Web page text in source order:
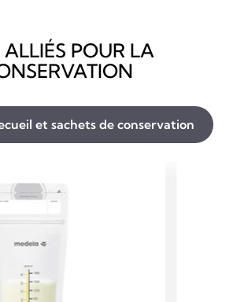
POUR LA
et sachets de conservation​